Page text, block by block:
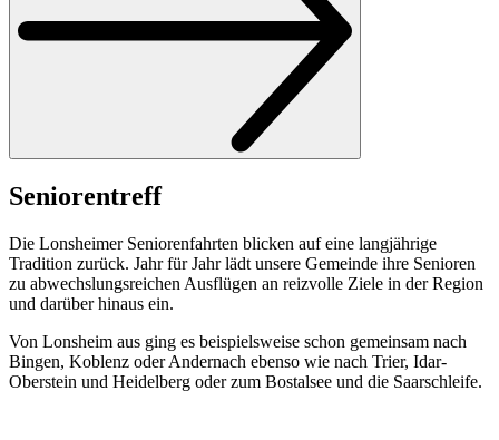
Seniorentreff
Die Lonsheimer Seniorenfahrten blicken auf eine langjährige
Tradition zurück. Jahr für Jahr lädt unsere Gemeinde ihre Senioren
zu abwechslungsreichen Ausflügen an reizvolle Ziele in der Region
und darüber hinaus ein.
Von Lonsheim aus ging es beispielsweise schon gemeinsam nach
Bingen, Koblenz oder Andernach ebenso wie nach Trier, Idar-
Oberstein und Heidelberg oder zum Bostalsee und die Saarschleife.